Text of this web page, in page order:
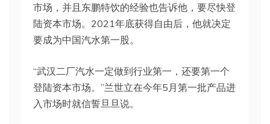
市场，并且东鹏特饮的经验也告诉他，要尽快登
陆资本市场。2021年底获得自由后，他就决定
要成为中国汽水第一股。
“武汉二厂汽水一定做到行业第一，还要第一个
登陆资本市场。”兰世立在今年5月第一批产品进
入市场时就信誓旦旦说。